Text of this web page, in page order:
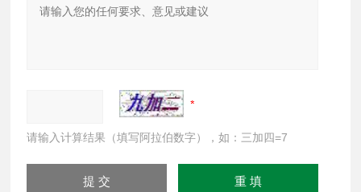
请输入计算结果（填写阿拉伯数字），如：三加四=7